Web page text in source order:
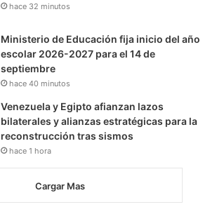
hace 32 minutos
Ministerio de Educación fija inicio del año
escolar 2026-2027 para el 14 de
septiembre
hace 40 minutos
Venezuela y Egipto afianzan lazos
bilaterales y alianzas estratégicas para la
reconstrucción tras sismos
hace 1 hora
Cargar Mas